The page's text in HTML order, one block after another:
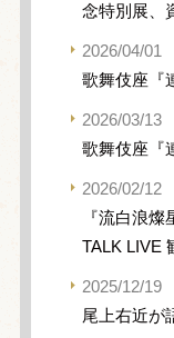
念特別展、
2026/04/01
歌舞伎座『
2026/03/13
歌舞伎座『
2026/02/12
『流白浪
TALK LIVE
2025/12/19
尾上右近が